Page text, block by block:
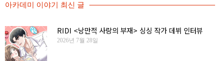
아카데미 이야기 최신 글
RIDI <낭만적 사랑의 부재> 싱싱 작가 데뷔 인터뷰
2026년 7월 28일